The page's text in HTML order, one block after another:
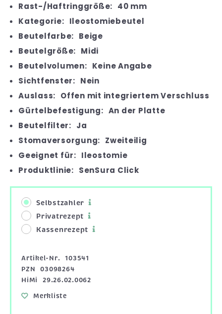
Rast-/Haftringgröße: 40 mm
Kategorie: Ileostomiebeutel
Beutelfarbe: Beige
Beutelgröße: Midi
Beutelvolumen: Keine Angabe
Sichtfenster: Nein
Auslass: Offen mit integriertem Verschluss
Gürtelbefestigung: An der Platte
Beutelfilter: Ja
Stomaversorgung: Zweiteilig
Geeignet für: Ileostomie
Produktlinie: SenSura Click
Selbstzahler
Privatrezept
Kassenrezept
Artikel-Nr.
103541
PZN
03098264
HiMi
29.26.02.0062
Merkliste